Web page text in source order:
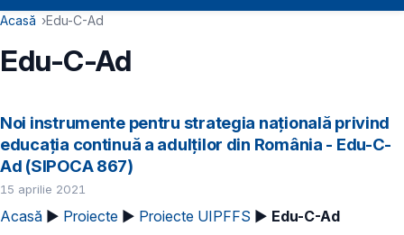
Navigație principală
Cale de navigare
Acasă Edu-C-Ad
Edu-C-Ad
Noi instrumente pentru strategia națională privind
educația continuă a adulților din România - Edu-C-
Ad (SIPOCA 867)
15 aprilie 2021
Acasă ► Proiecte ► Proiecte UIPFFS ► Edu-C-Ad